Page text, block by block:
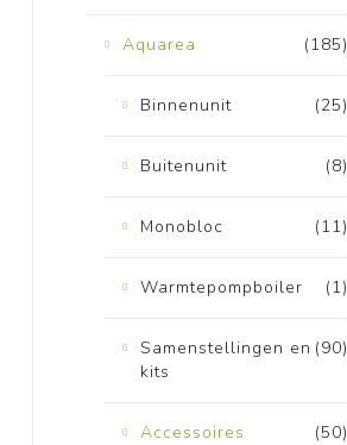
(185)
Aquarea
(25)
Binnenunit
(8)
Buitenunit
(11)
Monobloc
(1)
Warmtepompboiler
(90)
Samenstellingen en
kits
(50)
Accessoires